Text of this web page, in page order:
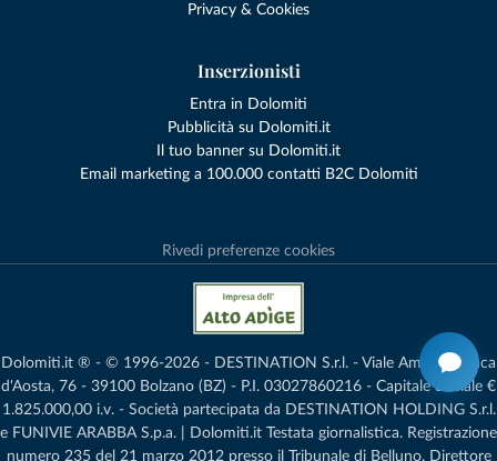
Privacy & Cookies
Inserzionisti
Entra in Dolomiti
Pubblicità su Dolomiti.it
Il tuo banner su Dolomiti.it
Email marketing a 100.000 contatti B2C Dolomiti
Rivedi preferenze cookies
Dolomiti.it ® - © 1996-2026 - DESTINATION S.r.l. - Viale Amedeo Duca
d'Aosta, 76 - 39100 Bolzano (BZ) - P.I. 03027860216 - Capitale Sociale €
1.825.000,00 i.v. - Società partecipata da DESTINATION HOLDING S.r.l.
e FUNIVIE ARABBA S.p.a. | Dolomiti.it Testata giornalistica. Registrazione
numero 235 del 21 marzo 2012 presso il Tribunale di Belluno.­ Direttore